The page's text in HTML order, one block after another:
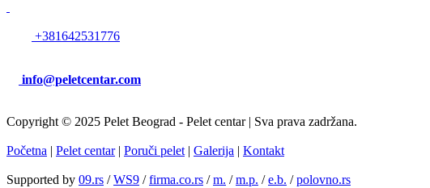
+381642531776
info@peletcentar.com
Copyright © 2025 Pelet Beograd - Pelet centar | Sva prava zadržana.
Početna | Pelet centar| Poruči pelet | Galerija | Kontakt
Supported by 09.rs /WS9 /firma.co.rs /m. /m.p. /e.b. /polovno.rs